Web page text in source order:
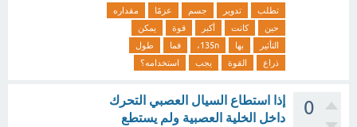
تطلب تدوير جسم عزمًا
مقداره
حين
كانت أكبر قوة
يمكن
التأثير
بها 135n، فما
طول
ذراع
القوة يجب استخدامه؟
0
إذا استطاع السيال العصبي التحرك
داخل الخلية العصبية ولم يستطع